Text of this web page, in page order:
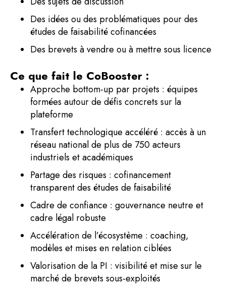
Des idées ou des problématiques pour des
études de faisabilité cofinancées
Des brevets à vendre ou à mettre sous licence
Ce que fait le CoBooster :
Approche bottom-up par projets : équipes
formées autour de défis concrets sur la
plateforme
Transfert technologique accéléré : accès à un
réseau national de plus de 750 acteurs
industriels et académiques
Partage des risques : cofinancement
transparent des études de faisabilité
Cadre de confiance : gouvernance neutre et
cadre légal robuste
Accélération de l’écosystème : coaching,
modèles et mises en relation ciblées
Valorisation de la PI : visibilité et mise sur le
marché de brevets sous-exploités